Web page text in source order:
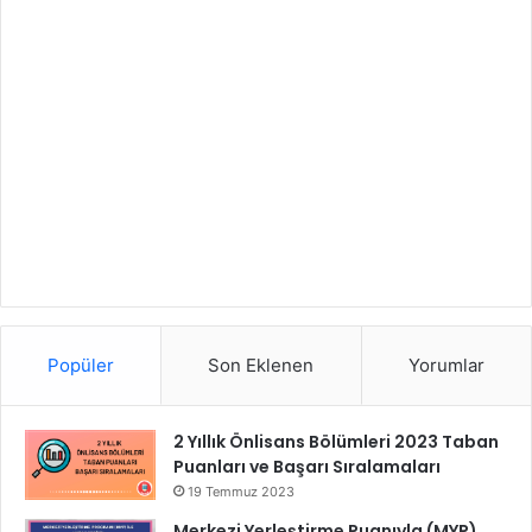
Popüler Son Eklenen Yorumlar
2 Yıllık Önlisans Bölümleri 2023 Taban
Puanları ve Başarı Sıralamaları
19 Temmuz 2023